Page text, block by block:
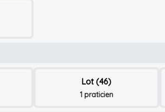
Lot (46)
1 praticien